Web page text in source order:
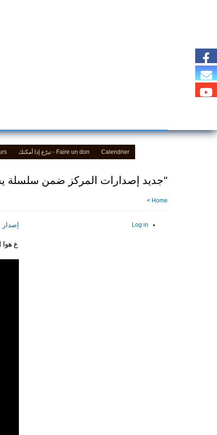
Faire un don - تبرّع إذا أمكنك Calendrier
"جديد إصدارات المركز ضمن سلسلة
Home
>
إصدار
ع هوا
Log in